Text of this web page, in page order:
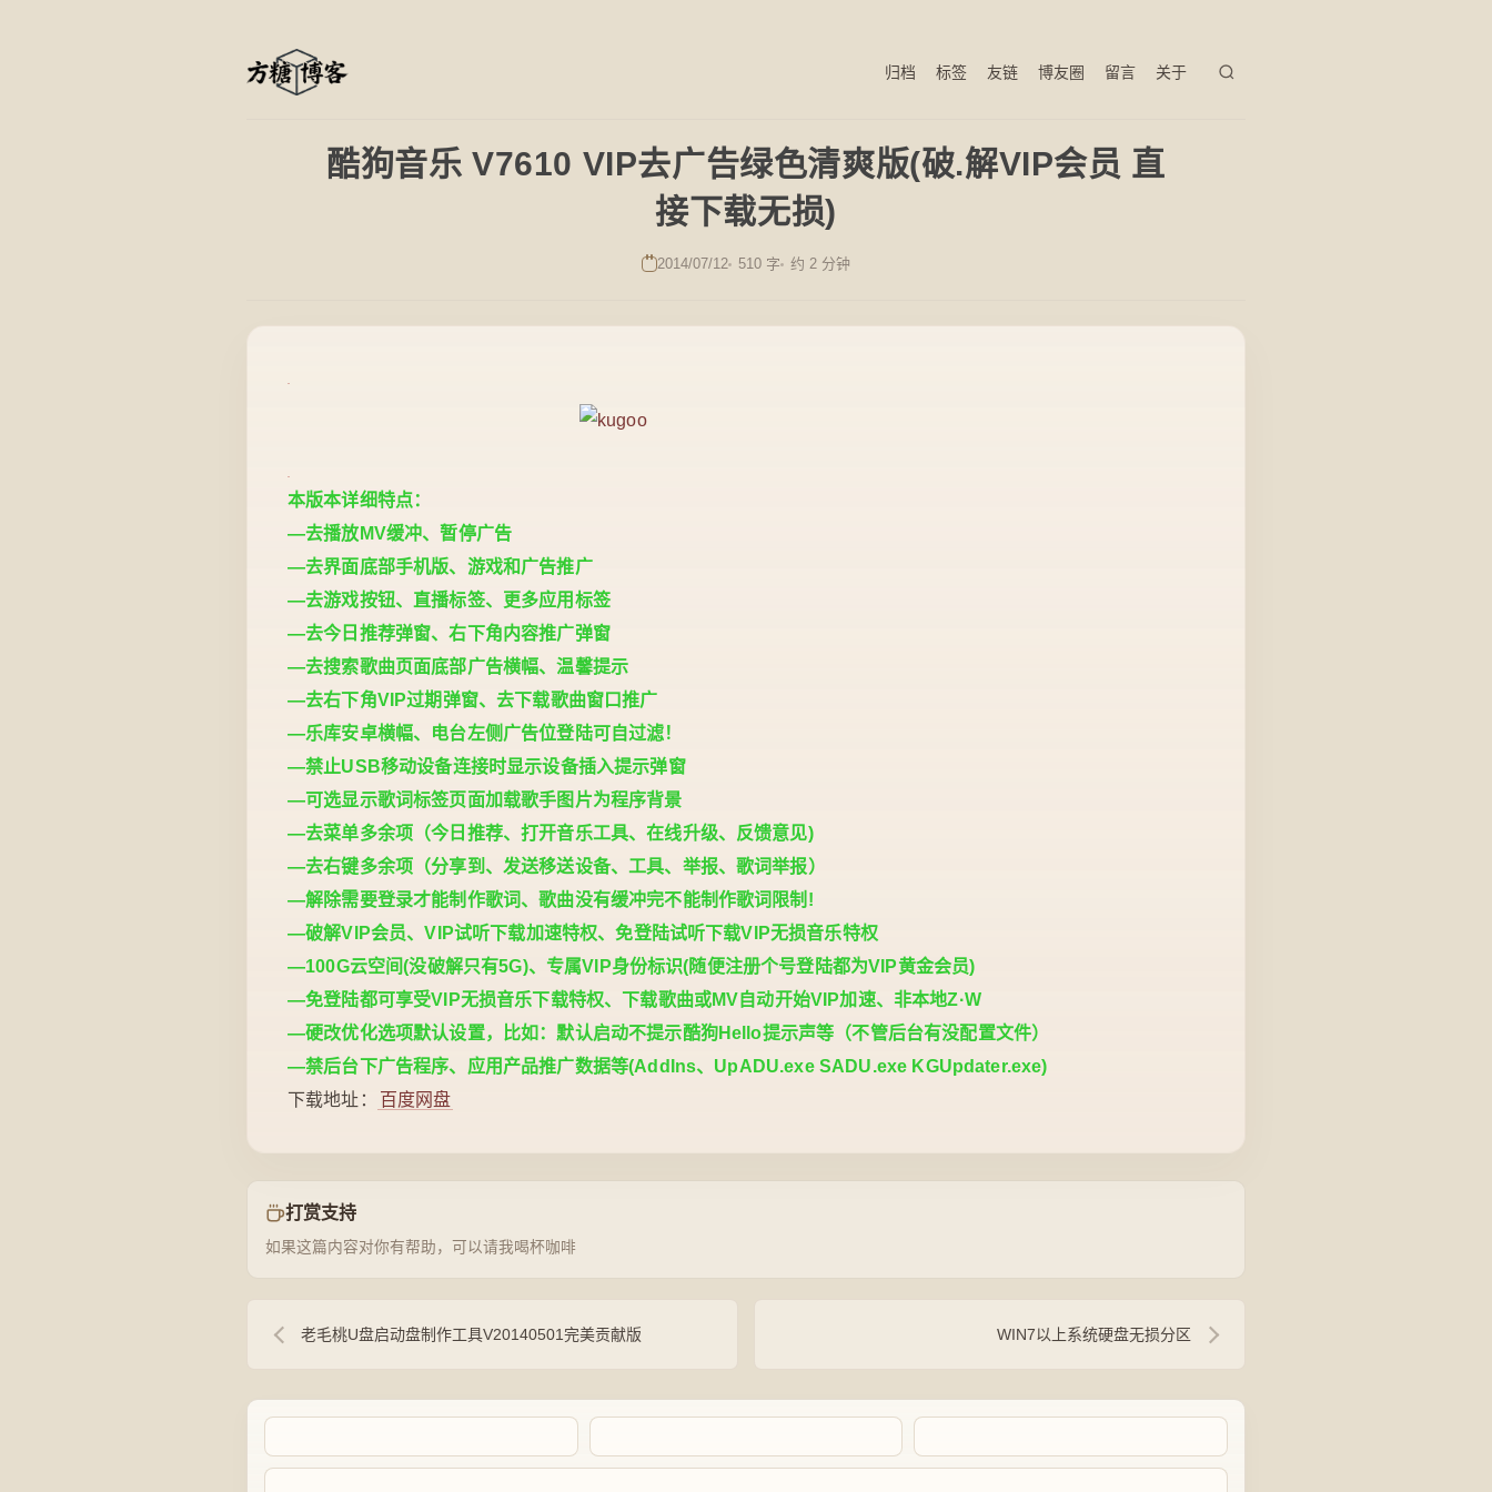
归档 标签 友链 博友圈 留言 关于
酷狗音乐 V7610 VIP去广告绿色清爽版(破.解VIP会员 直
接下载无损)
2014/07/12 510 字 约 2 分钟
本版本详细特点：
—去播放MV缓冲、暂停广告
—去界面底部手机版、游戏和广告推广
—去游戏按钮、直播标签、更多应用标签
—去今日推荐弹窗、右下角内容推广弹窗
—去搜索歌曲页面底部广告横幅、温馨提示
—去右下角VIP过期弹窗、去下载歌曲窗口推广
—乐库安卓横幅、电台左侧广告位登陆可自过滤！
—禁止USB移动设备连接时显示设备插入提示弹窗
—可选显示歌词标签页面加载歌手图片为程序背景
—去菜单多余项（今日推荐、打开音乐工具、在线升级、反馈意见)
—去右键多余项（分享到、发送移送设备、工具、举报、歌词举报）
—解除需要登录才能制作歌词、歌曲没有缓冲完不能制作歌词限制!
—破解VIP会员、VIP试听下载加速特权、免登陆试听下载VIP无损音乐特权
—100G云空间(没破解只有5G)、专属VIP身份标识(随便注册个号登陆都为VIP黄金会员)
—免登陆都可享受VIP无损音乐下载特权、下载歌曲或MV自动开始VIP加速、非本地Z·W
—硬改优化选项默认设置，比如：默认启动不提示酷狗Hello提示声等（不管后台有没配置文件）
—禁后台下广告程序、应用产品推广数据等(AddIns、UpADU.exe SADU.exe KGUpdater.exe)
下载地址：
百度网盘
打赏支持
如果这篇内容对你有帮助，可以请我喝杯咖啡
老毛桃U盘启动盘制作工具V20140501完美贡献版 WIN7以上系统硬盘无损分区